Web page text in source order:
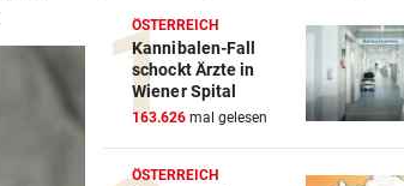
Sabrina Setlur: „Mein Weg
hart, aber ehrlich“
CHAMPIONS-LEAGUE-QUALI vor
Tor-Spektakel! St. Pölten
Young Boys Bern
ÖSTERREICH
Kannibalen-Fall
schockt Ärzte in
Wiener Spital
163.626 mal gelesen
ÖSTERREICH